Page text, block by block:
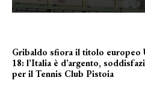
Gribaldo sfiora il titolo europeo
18: l’Italia è d’argento,
per il Tennis Club Pistoia